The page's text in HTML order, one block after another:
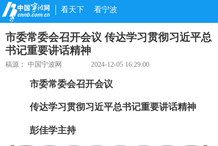
看天下 看宁波
市委常委会召开会议 传达学习贯彻习近平总
书记重要讲话精神
稿源： 中国宁波网 2024-12-05 16:29:00
市委常委会召开会议
传达学习贯彻习近平总书记重要讲话精神
彭佳学主持